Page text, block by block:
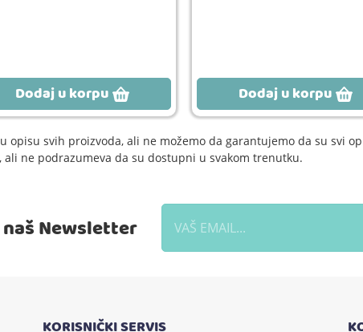
Dodaj u korpu Dodaj u korpu
opisu svih proizvoda, ali ne možemo da garantujemo da su svi
ne podrazumeva da su dostupni u svakom trenutku.
Newsletter
KORISNIČKI SERVIS